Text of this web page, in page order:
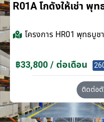
R01A โกดังให้เช่า พุ
โครงการ HR01 พุทธบูช
฿33,800 / ต่อเดือน
ติดต่อ